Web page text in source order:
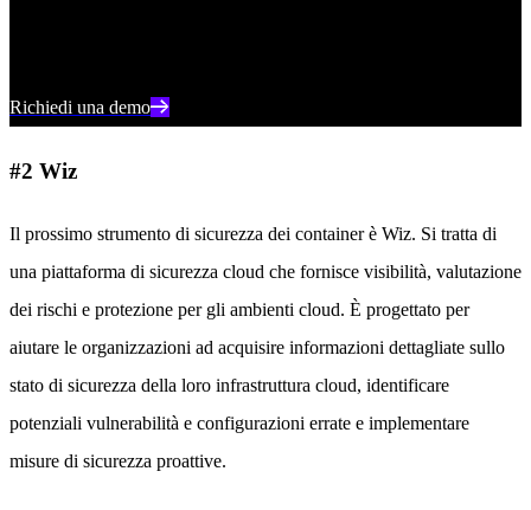
Richiedi una demo
#2 Wiz
Il prossimo strumento di sicurezza dei container è Wiz. Si tratta di
una piattaforma di sicurezza cloud che fornisce visibilità, valutazione
dei rischi e protezione per gli ambienti cloud. È progettato per
aiutare le organizzazioni ad acquisire informazioni dettagliate sullo
stato di sicurezza della loro infrastruttura cloud, identificare
potenziali vulnerabilità e configurazioni errate e implementare
misure di sicurezza proattive.